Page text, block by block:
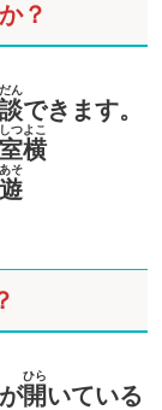
？
ん
できます。
つ
横
よこ
あそ
開
ひら
いている